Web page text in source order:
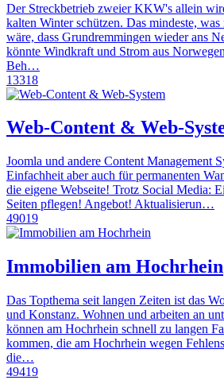
Der Streckbetrieb zweier KKW's allein
kalten Winter schützen. Das mindeste, was
wäre, dass Grundremmingen wieder ans
könnte Windkraft und Strom aus
Beh…
13318
Web-Content & Web-
Joomla und andere Content Management
Einfachheit aber auch für permanenten
die eigene Webseite! Trotz Social Media:
Seiten pflegen! Angebot! Aktualisierun…
49019
Immobilien am Hochrhein
Das Topthema seit langen Zeiten ist das
und Konstanz. Wohnen und arbeiten an
können am Hochrhein schnell zu langen
kommen, die am Hochrhein wegen
die…
49419